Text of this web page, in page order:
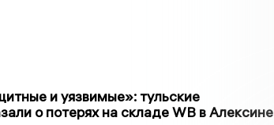
и уязвимые»: тульские
о потерях на складе WB в Алексине